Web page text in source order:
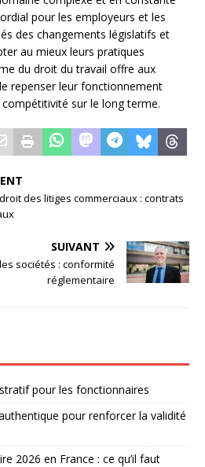
pour les employeurs et les
des changements législatifs et
au mieux leurs pratiques
du droit du travail offre aux
repenser leur fonctionnement
sur le long terme.
des litiges commerciaux : contrats
SUIVANT
sociétés : conformité
réglementaire
pour les fonctionnaires
pour renforcer la validité
2026 en France : ce qu’il faut